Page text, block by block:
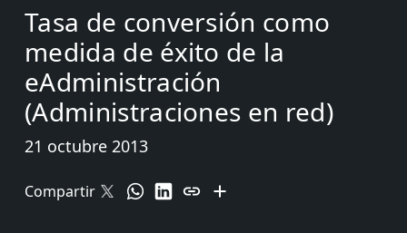
Tasa de conversión como
medida de éxito de la
eAdministración
(Administraciones en red)
21 octubre 2013
Compartir